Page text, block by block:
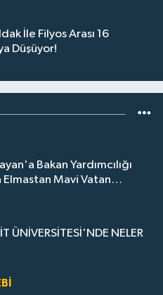
İle Filyos Arası 16
Düşüyor!
Bakan Yardımcılığı
Elmastan Mavi Vatan
ÜNİVERSİTESİ'NDE NELER